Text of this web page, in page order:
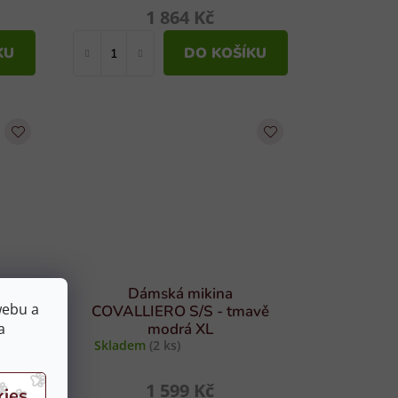
a
1 864 Kč
DO KOŠÍKU
Dámská mikina
COVALLIERO S/S - tmavě
modrá XL
Skladem (2 ks)
1 599 Kč